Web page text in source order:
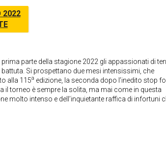
2022
parte della stagione 2022 gli appassionati di
Si prospettano due mesi intensissimi, che
alla 115a edizione, la seconda dopo l’inedito stop
il torneo è sempre la solita, ma mai come in questa
molto intenso e dell’inquietante raffica di infortuni